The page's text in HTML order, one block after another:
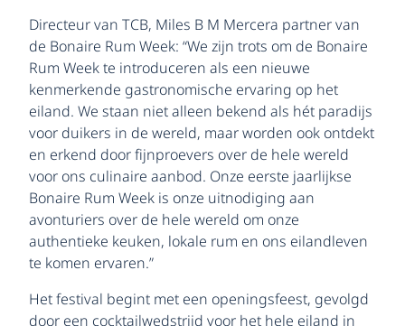
Directeur van TCB, Miles B M Mercera partner van
de Bonaire Rum Week: “We zijn trots om de Bonaire
Rum Week te introduceren als een nieuwe
kenmerkende gastronomische ervaring op het
eiland. We staan niet alleen bekend als hét paradijs
voor duikers in de wereld, maar worden ook ontdekt
en erkend door fijnproevers over de hele wereld
voor ons culinaire aanbod. Onze eerste jaarlijkse
Bonaire Rum Week is onze uitnodiging aan
avonturiers over de hele wereld om onze
authentieke keuken, lokale rum en ons eilandleven
te komen ervaren.”
Het festival begint met een openingsfeest, gevolgd
door een cocktailwedstrijd voor het hele eiland in